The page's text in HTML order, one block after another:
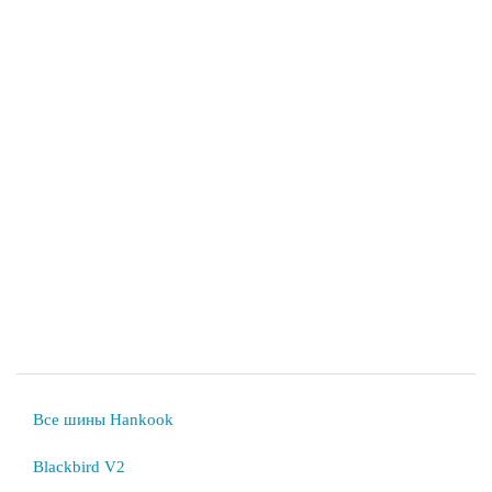
Все шины Hankook
Blackbird V2